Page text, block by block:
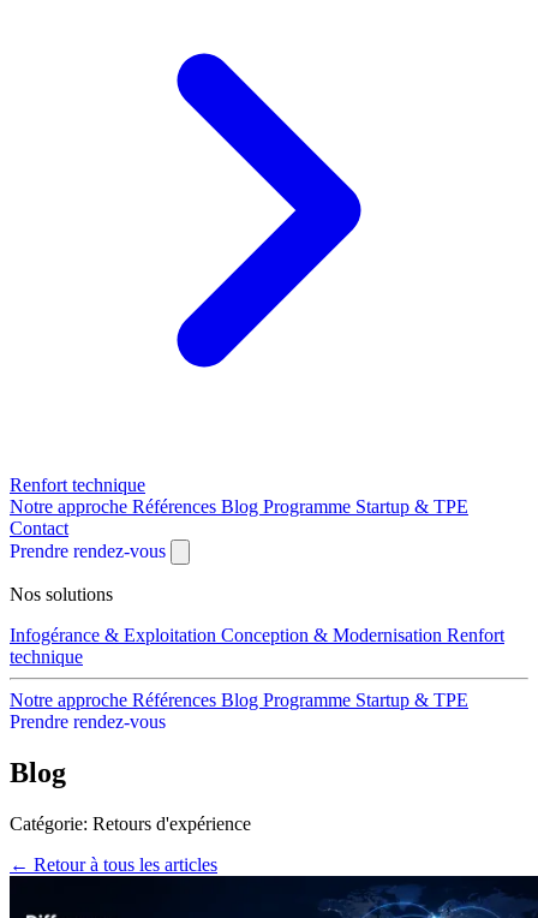
Renfort technique
Notre approche Références Blog Programme Startup & TPE
Contact
Prendre rendez-vous
Nos solutions
Infogérance & Exploitation Conception & Modernisation Renfort
technique
Notre approche Références Blog Programme Startup & TPE
Prendre rendez-vous
Blog
Catégorie: Retours d'expérience
← Retour à tous les articles